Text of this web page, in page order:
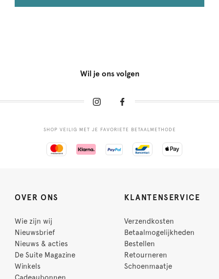
Wil je ons volgen
SHOP VEILIG MET JE FAVORIETE BETAALMETHODE
OVER ONS
Wie zijn wij
Nieuwsbrief
Nieuws & acties
De Suite Magazine
Winkels
KLANTENSERVICE
Verzendkosten
Betaalmogelijkheden
Bestellen
Retourneren
Schoenmaatje